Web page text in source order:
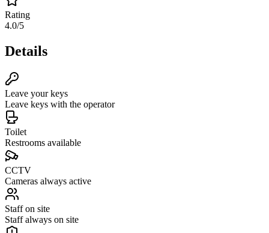
Rating
4.0/5
Details
Leave your keys
Leave keys with the operator
Toilet
Restrooms available
CCTV
Cameras always active
Staff on site
Staff always on site